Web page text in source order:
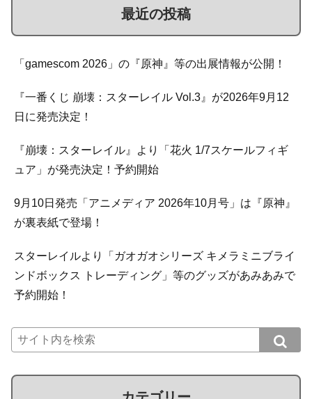
最近の投稿
「gamescom 2026」の『原神』等の出展情報が公開！
『一番くじ 崩壊：スターレイル Vol.3』が2026年9月12
日に発売決定！
『崩壊：スターレイル』より「花火 1/7スケールフィギ
ュア」が発売決定！予約開始
9月10日発売「アニメディア 2026年10月号」は『原神』
が裏表紙で登場！
スターレイルより「ガオガオシリーズ キメラミニブライ
ンドボックス トレーディング」等のグッズがあみあみで
予約開始！